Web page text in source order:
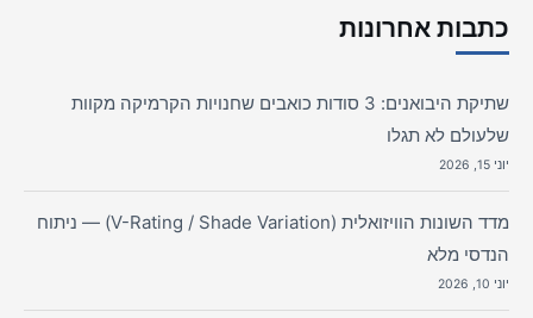
כתבות אחרונות
שתיקת היבואנים: 3 סודות כואבים שחנויות הקרמיקה מקוות
שלעולם לא תגלו
יוני 15, 2026
מדד השונות הוויזואלית (V-Rating / Shade Variation) — ניתוח
הנדסי מלא
יוני 10, 2026